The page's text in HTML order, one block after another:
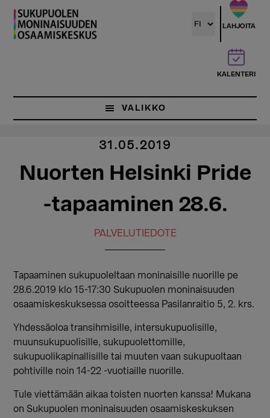
Hyppää
pääsisältöön
LAHJOITA
KALENTERI
VALIKKO
31.05.2019
Nuorten Helsinki Pride
-tapaaminen 28.6.
PALVELUTIEDOTE
Tapaaminen sukupuoleltaan moninaisille nuorille pe
28.6.2019 klo 15-17:30 Sukupuolen moninaisuuden
osaamiskeskuksessa osoitteessa Pasilanraitio 5, 2. krs.
Yhdessäoloa transihmisille, intersukupuolisille,
muunsukupuolisille, sukupuolettomille,
sukupuolikapinallisille tai muuten vaan sukupuoltaan
pohtiville noin 14-22 -vuotiaille nuorille.
Tule viettämään aikaa toisten nuorten kanssa! Mukana
on Sukupuolen moninaisuuden osaamiskeskuksen